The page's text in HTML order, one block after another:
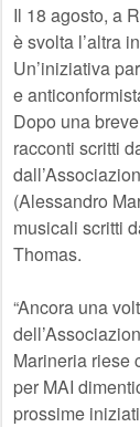
Il 18 agosto, a
è svolta l’altra
Un’iniziativa
e
Dopo una
racconti scritti
(Alessandro
musicali scritti
Thomas.
“Ancora una
Marineria riese
per MAI
prossime